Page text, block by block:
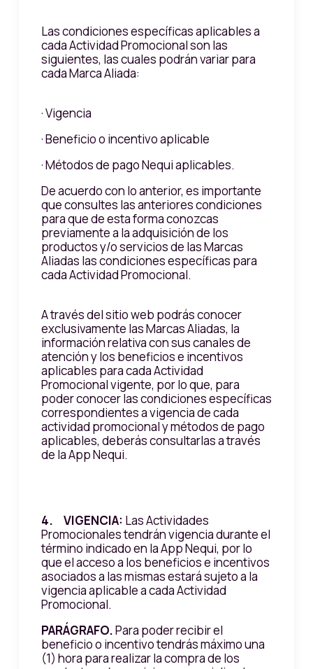
Las condiciones específicas aplicables a
cada Actividad Promocional son las
siguientes, las cuales podrán variar para
cada Marca Aliada:
· Vigencia
· Beneficio o incentivo aplicable
· Métodos de pago Nequi aplicables.
De acuerdo con lo anterior, es importante
que consultes las anteriores condiciones
para que de esta forma conozcas
previamente a la adquisición de los
productos y/o servicios de las Marcas
Aliadas las condiciones específicas para
cada Actividad Promocional.
A través del sitio web podrás conocer
exclusivamente las Marcas Aliadas, la
información relativa con sus canales de
atención y los beneficios e incentivos
aplicables para cada Actividad
Promocional vigente, por lo que, para
poder conocer las condiciones específicas
correspondientes a vigencia de cada
actividad promocional y métodos de pago
aplicables, deberás consultarlas a través
de la App Nequi.
4. VIGENCIA: Las Actividades
Promocionales tendrán vigencia durante el
término indicado en la App Nequi, por lo
que el acceso a los beneficios e incentivos
asociados a las mismas estará sujeto a la
vigencia aplicable a cada Actividad
Promocional.
PARÁGRAFO.Para poder recibir el
beneficio o incentivo tendrás máximo una
(1) hora para realizar la compra de los